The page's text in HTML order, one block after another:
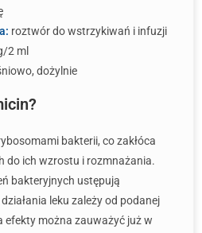
roztwór do wstrzykiwań i infuzji
2 ml
dożylnie
bakterii, co zakłóca
do ich wzrostu i rozmnażania.
bakteryjnych ustępują
leku zależy od podanej
efekty można zauważyć już w